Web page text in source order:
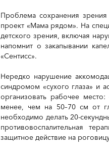
Проблема сохранения
проект «Мама рядом». На
детского зрения, включая
напомнит о закапывании
«Сентисс».
Нередко нарушение
синдромом «сухого глаза» и
организовать рабочее
менее, чем на 50–70 см от
необходимо делать 20-
противовоспалительная
защитное действие на